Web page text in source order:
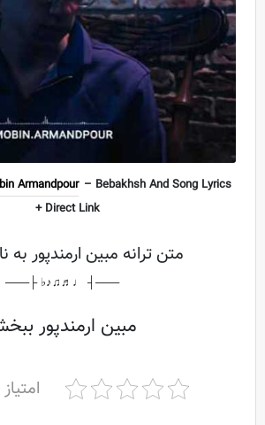
Armandpour – Bebakhsh And Song Lyrics
+ Direct Link
متن ترانه مبین ارمندپور
───┤ ♩♬♫♪♭ ├───
مبین ارمندپور